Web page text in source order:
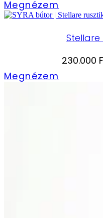
Megnézem
Stellare
230.000
Megnézem